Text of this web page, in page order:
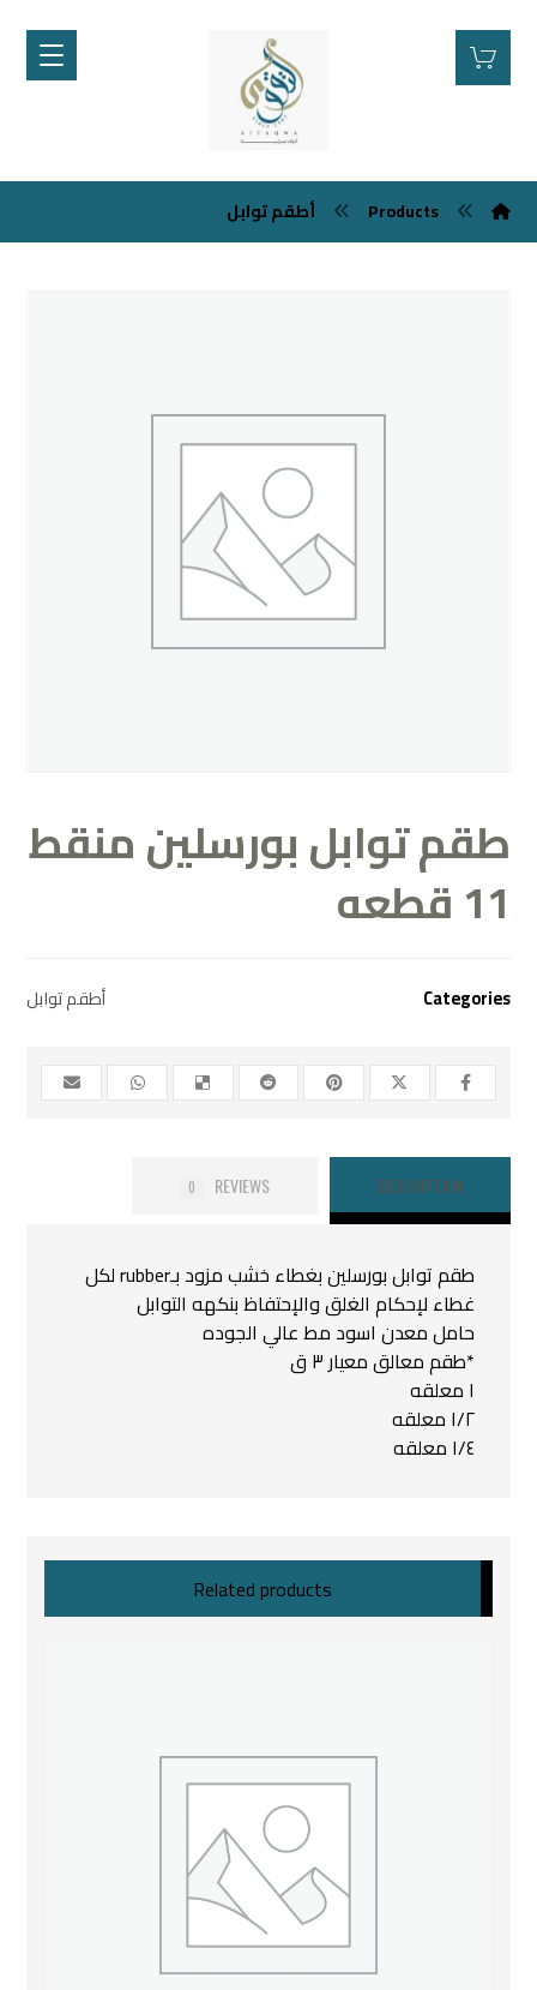
Products أطقم توابل
طقم توابل بورسلين منقط
11 قطعه
Categories أطقم توابل
DESCRIPTION
REVIEWS
0
طقم توابل بورسلين بغطاء خشب مزود بـrubber لكل
غطاء لإحكام الغلق والإحتفاظ بنكهه التوابل
حامل معدن اسود مط عالي الجوده
*طقم معالق معيار ٣ ق
ا معلقه
١/٢ معلقه
١/٤ معلقه
Related products